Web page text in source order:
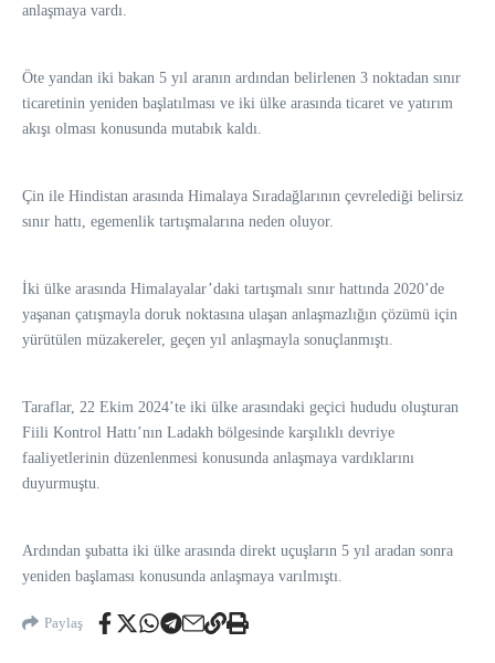
anlaşmaya vardı.
Öte yandan iki bakan 5 yıl aranın ardından belirlenen 3 noktadan sınır
ticaretinin yeniden başlatılması ve iki ülke arasında ticaret ve yatırım
akışı olması konusunda mutabık kaldı.
Çin ile Hindistan arasında Himalaya Sıradağlarının çevrelediği belirsiz
sınır hattı, egemenlik tartışmalarına neden oluyor.
İki ülke arasında Himalayalar’daki tartışmalı sınır hattında 2020’de
yaşanan çatışmayla doruk noktasına ulaşan anlaşmazlığın çözümü için
yürütülen müzakereler, geçen yıl anlaşmayla sonuçlanmıştı.
Taraflar, 22 Ekim 2024’te iki ülke arasındaki geçici hududu oluşturan
Fiili Kontrol Hattı’nın Ladakh bölgesinde karşılıklı devriye
faaliyetlerinin düzenlenmesi konusunda anlaşmaya vardıklarını
duyurmuştu.
Ardından şubatta iki ülke arasında direkt uçuşların 5 yıl aradan sonra
yeniden başlaması konusunda anlaşmaya varılmıştı.
Paylaş